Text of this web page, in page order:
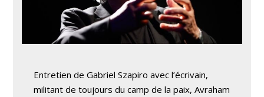
Entretien de Gabriel Szapiro avec l’écrivain,
militant de toujours du camp de la paix, Avraham